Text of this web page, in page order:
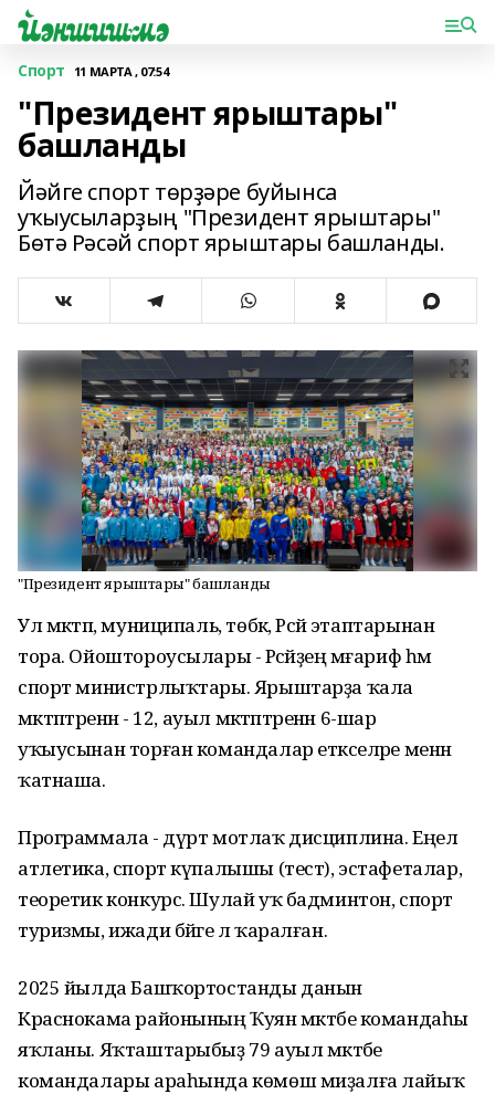
Спорт 11 МАРТА , 07:54
"Президент ярыштары"
башланды
Йәйге спорт төрҙәре буйынса
уҡыусыларҙың "Президент ярыштары"
Бөтә Рәсәй спорт ярыштары башланды.
"Президент ярыштары" башланды
Ул мәктәп, муниципаль, төбәк, Рәсәй этаптарынан
тора. Ойоштороусылары - Рәсәйҙең мәғариф һәм
спорт министрлыҡтары. Ярыштарҙа ҡала
мәктәптәренән - 12, ауыл мәктәптәренән 6-шар
уҡыусынан торған командалар етәкселәре менән
ҡатнаша.
Программала - дүрт мотлаҡ дисциплина. Еңел
атлетика, спорт күпалышы (тест), эстафеталар,
теоретик конкурс. Шулай уҡ бадминтон, спорт
туризмы, ижади бәйге лә ҡаралған.
2025 йылда Башҡортостанды данын
Краснокама районының Ҡуян мәктәбе командаһы
яҡланы. Яҡташтарыбыҙ 79 ауыл мәктәбе
командалары араһында көмөш миҙалға лайыҡ